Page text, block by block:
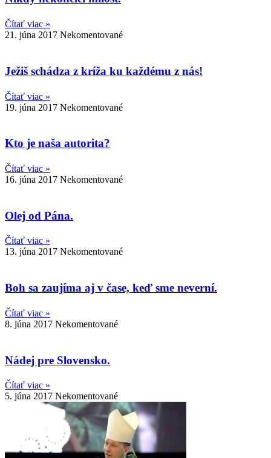
Čítať viac »
21. júna 2017 Nekomentované
Ježiš schádza z kríža ku každému z nás!
Čítať viac »
19. júna 2017 Nekomentované
Kto je naša autorita?
Čítať viac »
16. júna 2017 Nekomentované
Olej od Pána.
Čítať viac »
13. júna 2017 Nekomentované
Boh sa zaujíma aj v čase, keď sme neverní.
Čítať viac »
8. júna 2017 Nekomentované
Nádej pre Slovensko.
Čítať viac »
5. júna 2017 Nekomentované